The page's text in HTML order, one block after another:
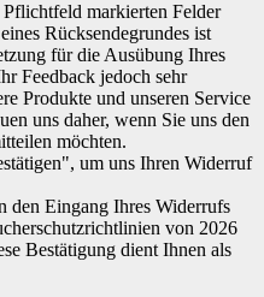
markierten Felder
Rücksendegrundes ist
für die Ausübung Ihres
Feedback jedoch sehr
Produkte und unseren Service
uns daher, wenn Sie uns den
möchten.
um uns Ihren Widerruf
den Eingang Ihres Widerrufs
von 2026
Bestätigung dient Ihnen als